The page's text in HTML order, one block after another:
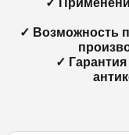
✓
✓ Возможность
✓ Гарантия